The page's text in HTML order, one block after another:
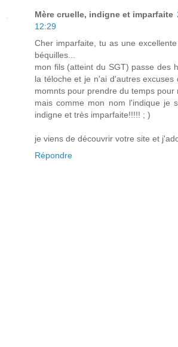
Mère cruelle, indigne et imparfaite
12:29
Cher imparfaite, tu as une
béquilles...
mon fils (atteint du SGT) passe des
la téloche et je n'ai d'autres
momnts pour prendre du temps pour
mais comme mon nom l'indique je
indigne et très imparfaite!!!!! ; )
je viens de découvrir votre site et
Répondre